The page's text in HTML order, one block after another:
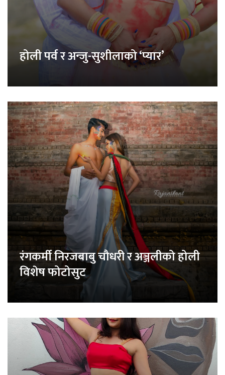
होली पर्व र अन्जु-सुशीलाको ‘प्यार’
रंगकर्मी निरजबाबु चौधरी र अञ्जलीको होली
विशेष फोटोसुट